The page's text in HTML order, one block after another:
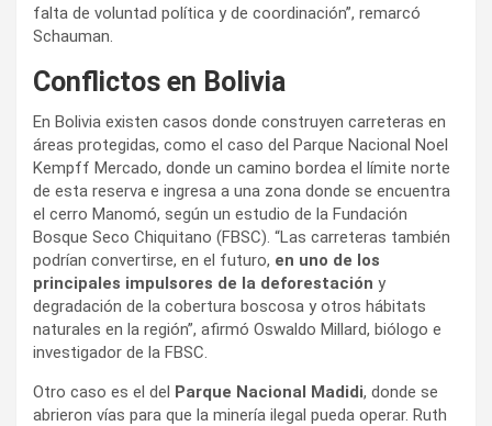
falta de voluntad política y de coordinación”, remarcó
Schauman.
Conflictos en Bolivia
En Bolivia existen casos donde construyen carreteras en
áreas protegidas, como el caso del Parque Nacional Noel
Kempff Mercado, donde un camino bordea el límite norte
de esta reserva e ingresa a una zona donde se encuentra
el cerro Manomó, según un estudio de la Fundación
Bosque Seco Chiquitano (FBSC). “Las carreteras también
podrían convertirse, en el futuro, en uno de los
principales impulsores de la deforestación y
degradación de la cobertura boscosa y otros hábitats
naturales en la región”, afirmó Oswaldo Millard, biólogo e
investigador de la FBSC.
Otro caso es el del Parque Nacional Madidi, donde se
abrieron vías para que la minería ilegal pueda operar. Ruth